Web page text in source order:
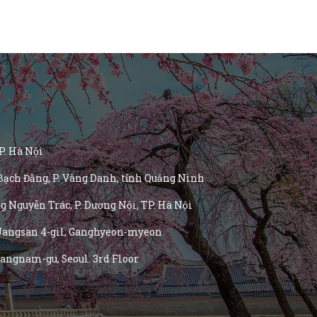
Hà Nội
Đằng, P. Vàng Danh, tỉnh Quảng Ninh
Trác, P. Dương Nội, TP. Hà Nội
4-gil, Ganghyeon-myeon
gu, Seoul. 3rd Floor